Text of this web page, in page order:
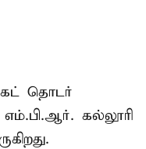
தொடர்
கல்லூரி